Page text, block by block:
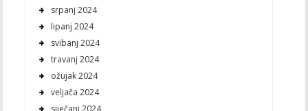
srpanj 2024
lipanj 2024
svibanj 2024
travanj 2024
ožujak 2024
veljača 2024
siječanj 2024